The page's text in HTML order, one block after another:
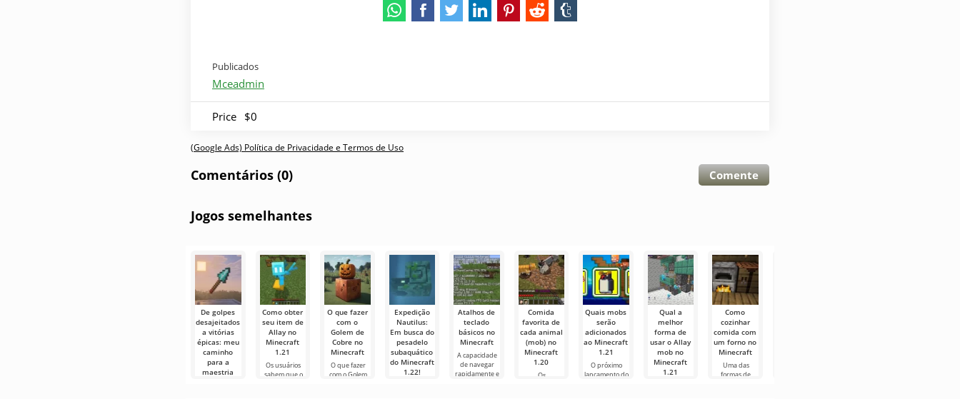
Publicados
Mceadmin
Price $0
(Google Ads) Política de Privacidade e Termos de Uso
Comentários (0) Comente
Jogos semelhantes
De golpes
desajeitados
a vitórias
épicas: meu
caminho
para a
maestria
Como obter
seu item de
Allay no
Minecraft
1.21
Os usuários
sabem que o
O que fazer
com o
Golem de
Cobre no
Minecraft
O que fazer
com o Golem
Expedição
Nautilus:
Em busca do
pesadelo
subaquático
do Minecraft
1.22!
Atalhos de
teclado
básicos no
Minecraft
A capacidade
de navegar
rapidamente e
Comida
favorita de
cada animal
(mob) no
Minecraft
1.20
Os
Quais mobs
serão
adicionados
ao Minecraft
1.21
O próximo
lançamento do
Qual a
melhor
forma de
usar o Allay
mob no
Minecraft
1.21
Como
cozinhar
comida com
um forno no
Minecraft
Uma das
formas de